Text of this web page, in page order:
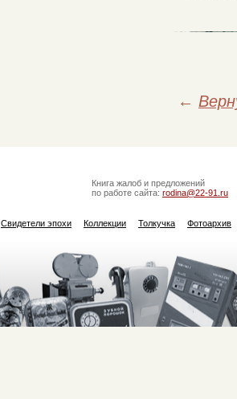
←
Книга жалоб и предложений
по работе сайта: rodina@22-91.ru
Свидетели эпохи Коллекции Толкучка Фотоархив